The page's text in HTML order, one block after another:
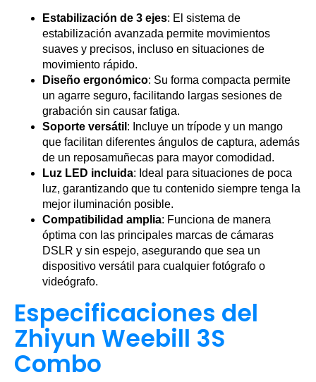
Estabilización de 3 ejes: El sistema de
estabilización avanzada permite movimientos
suaves y precisos, incluso en situaciones de
movimiento rápido.
Diseño ergonómico: Su forma compacta permite
un agarre seguro, facilitando largas sesiones de
grabación sin causar fatiga.
Soporte versátil : Incluye un trípode y un mango
que facilitan diferentes ángulos de captura, además
de un reposamuñecas para mayor comodidad.
Luz LED incluida: Ideal para situaciones de poca
luz, garantizando que tu contenido siempre tenga la
mejor iluminación posible.
Compatibilidad amplia: Funciona de manera
óptima con las principales marcas de cámaras
DSLR y sin espejo, asegurando que sea un
dispositivo versátil para cualquier fotógrafo o
videógrafo.
Especificaciones del
Zhiyun Weebill 3S
Combo